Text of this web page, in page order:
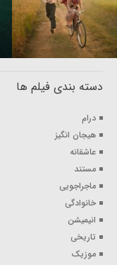
دسته بندی فیلم ها
درام
هیجان انگیز
عاشقانه
مستند
ماجراجویی
خانوادگی
انیمیشن
تاریخی
موزیک